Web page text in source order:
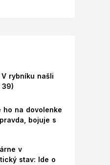
rybníku našli
39)
ho na dovolenke
bojuje s
v
stav: Ide o